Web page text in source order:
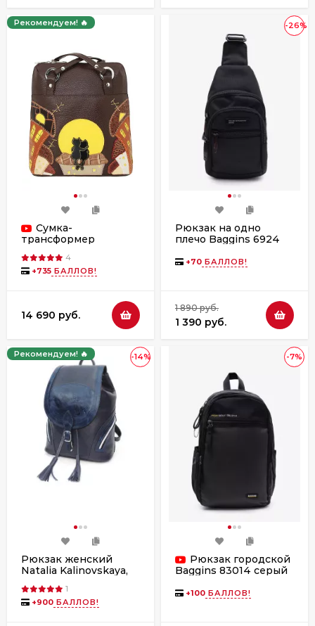
Рекомендуем! 🔥
Сумка-
трансформер
Город-6 мокко
4
+735 БАЛЛОВ!
14 690 руб.
-26%
Рюкзак на одно
плечо Baggins 6924
+70 БАЛЛОВ!
1 890 руб.
1 390 руб.
-14%
Рекомендуем! 🔥
Рюкзак женский
Natalia Kalinovskaya,
1
+900 БАЛЛОВ!
-7%
Рюкзак городской
Baggins 83014 серый
+100 БАЛЛОВ!